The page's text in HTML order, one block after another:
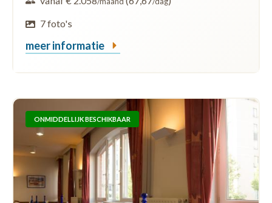
7 foto's
meer informatie
ONMIDDELLIJK BESCHIKBAAR